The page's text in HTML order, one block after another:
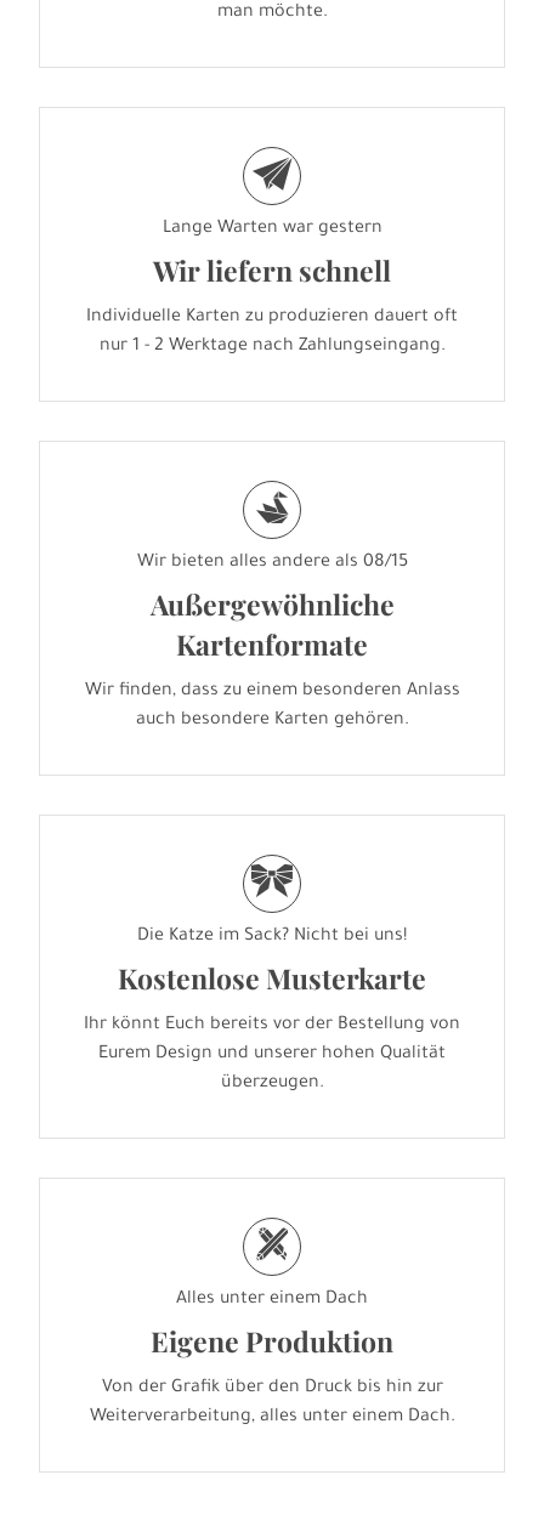
man möchte.
e
Lange Warten war gestern
Wir liefern schnell
Individuelle Karten zu produzieren dauert oft
nur 1 - 2 Werktage nach Zahlungseingang.
s
Wir bieten alles andere als 08/15
Außergewöhnliche
Kartenformate
Wir finden, dass zu einem besonderen Anlass
auch besondere Karten gehören.
r
Die Katze im Sack? Nicht bei uns!
Kostenlose Musterkarte
Ihr könnt Euch bereits vor der Bestellung von
Eurem Design und unserer hohen Qualität
überzeugen.
h
Alles unter einem Dach
Eigene Produktion
Von der Grafik über den Druck bis hin zur
Weiterverarbeitung, alles unter einem Dach.